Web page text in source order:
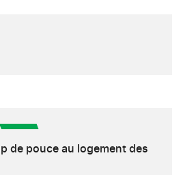
de pouce au logement des